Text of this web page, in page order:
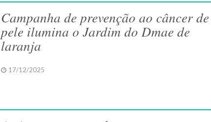
Campanha de prevenção ao câncer de
pele ilumina o Jardim do Dmae de
laranja
17/12/2025